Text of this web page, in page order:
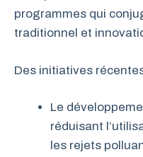
programmes qui
traditionnel et
Des initiatives
Le
réduisant
les rejets